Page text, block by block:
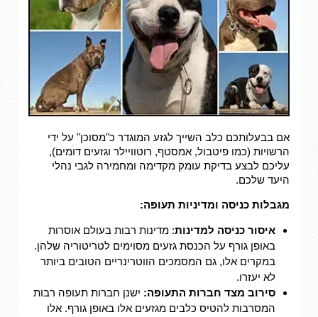
אם בבעלותכם כלב השייך לגזע המוגדר כ"מסוכן" על ידי
הרשויות (כמו פיטבול, אמסטף, רוטוויילר וגזעים דומים),
עליכם לבצע בדיקת עומק מקדימה ומחמירה לגבי נהלי
היעד שלכם.
מגבלות כניסה ומדיניות תעופה:
איסור כניסה למדינות: מדינות רבות בעולם אוסרות
באופן גורף על הכנסת גזעים מסוימים לטריטוריה שלהן.
במקרים אלו, גם המסמכים הווטרינריים הטובים ביותר
לא יעזרו.
סירוב מצד חברות התעופה: ישנן חברות תעופה רבות
המסרבות להטיס כלבים מגזעים אלו באופן גורף. אלו